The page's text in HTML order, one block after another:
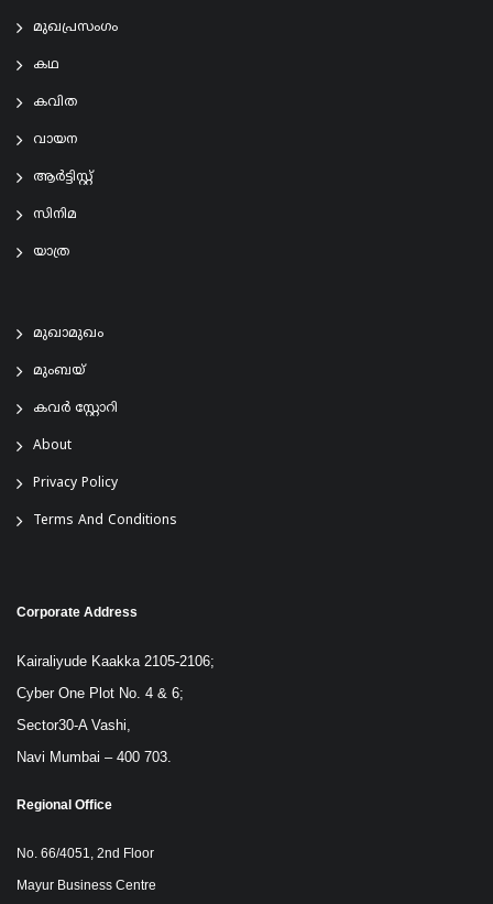
മുഖപ്രസംഗം
കഥ
കവിത
വായന
ആര്‍ട്ടിസ്റ്റ്
സിനിമ
യാത്ര
മുഖാമുഖം
മുംബയ്
കവർ സ്റ്റോറി
About
Privacy Policy
Terms And Conditions
Corporate Address
Kairaliyude Kaakka 2105-2106;
Cyber One Plot No. 4 & 6;
Sector30-A Vashi,
Navi Mumbai – 400 703.
Regional Office
No. 66/4051, 2nd Floor
Mayur Business Centre